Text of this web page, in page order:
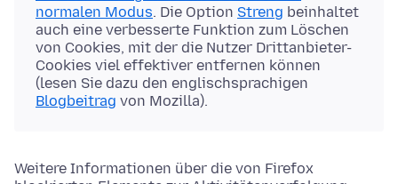
normalen Modus. Die Option Streng beinhaltet
auch eine verbesserte Funktion zum Löschen
von Cookies, mit der die Nutzer Drittanbieter-
Cookies viel effektiver entfernen können
(lesen Sie dazu den englischsprachigen
Blogbeitrag von Mozilla).
Weitere Informationen über die von Firefox